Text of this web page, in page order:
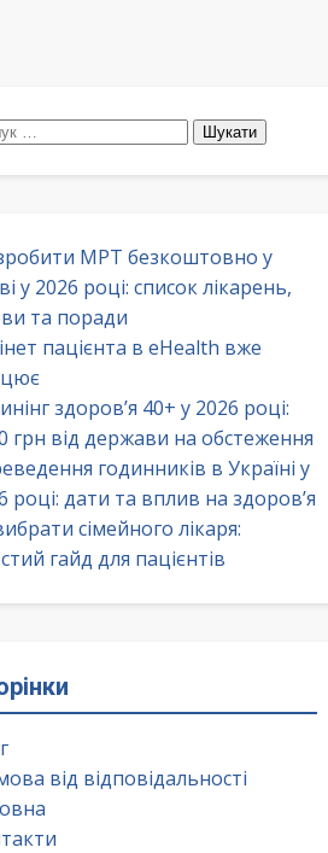
МРТ безкоштовно у
у 2026 році: список лікарень,
та поради
пацієнта в eHealth вже
здоров’я 40+ у 2026 році:
грн від держави на обстеження
годинників в Україні у
році: дати та вплив на здоров’я
сімейного лікаря:
гайд для пацієнтів
від відповідальності